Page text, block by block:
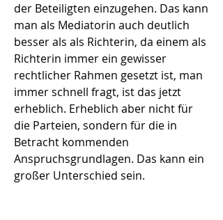
der Beteiligten einzugehen. Das kann
man als Mediatorin auch deutlich
besser als als Richterin, da einem als
Richterin immer ein gewisser
rechtlicher Rahmen gesetzt ist, man
immer schnell fragt, ist das jetzt
erheblich. Erheblich aber nicht für
die Parteien, sondern für die in
Betracht kommenden
Anspruchsgrundlagen. Das kann ein
großer Unterschied sein.